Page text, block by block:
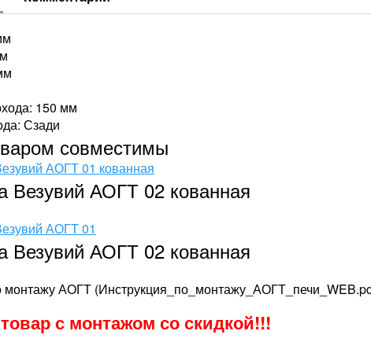
150 мм
Сзади
совместимы
Везувий АОГТ 02 кованная
Везувий АОГТ 02 кованная
монтажу АОГТ
с монтажом со скидкой!!!